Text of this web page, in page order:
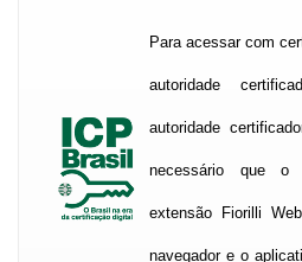
Para acessar com
autoridade
autoridade
necessário que o
extensão Fiorilli
navegador e o